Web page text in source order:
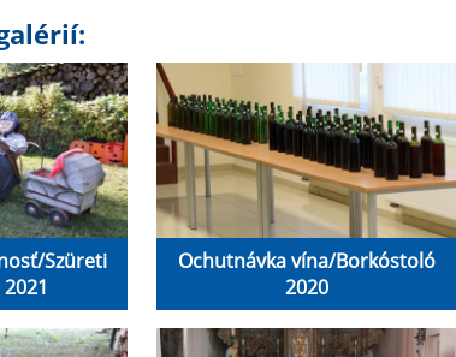
Szüreti
Ochutnávka vína/Borkóstoló
2020